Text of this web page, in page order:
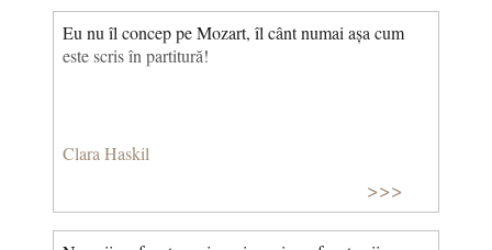
linişteşti şi te echilibrezi.
Eu nu îl concep pe Mozart, îl cânt numai așa cum
este scris în partitură!
Clara Haskil
>>>